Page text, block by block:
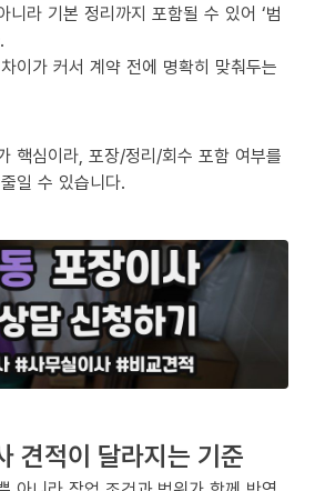
니라 기본 정리까지 포함될 수 있어 ‘범
이가 커서 계약 전에 명확히 맞춰두는
핵심이라, 포장/정리/회수 포함 여부를
일 수 있습니다.
견적이 달라지는 기준